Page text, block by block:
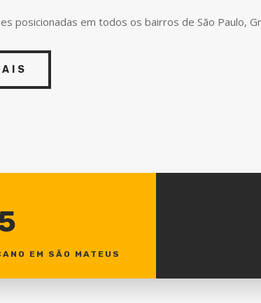
posicionadas em todos os bairros de São Paulo,
EM SÃO MATEUS